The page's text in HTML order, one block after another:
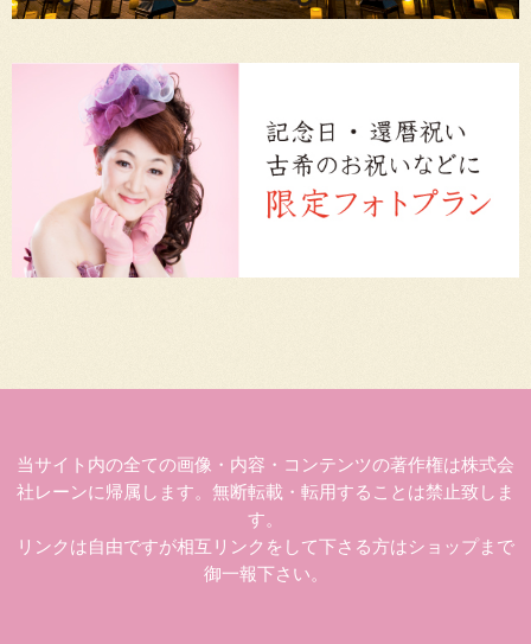
当サイト内の全ての画像・内容・コンテンツの著作権は株式会
社レーンに帰属します。無断転載・転用することは禁止致しま
す。
リンクは自由ですが相互リンクをして下さる方はショップまで
御一報下さい。